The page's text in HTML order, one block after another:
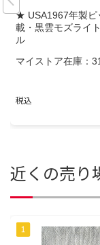
★ USA1967年製ピ
載・黒雲モズライ
ル
マイストア在庫：
税込
近くの売り